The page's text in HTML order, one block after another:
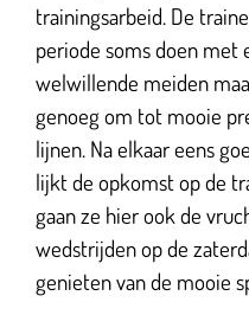
trainingsarbeid. De
periode soms doen met
welwillende meiden
genoeg om tot mooie
lijnen. Na elkaar eens
lijkt de opkomst op de
gaan ze hier ook de
wedstrijden op de
genieten van de mooie